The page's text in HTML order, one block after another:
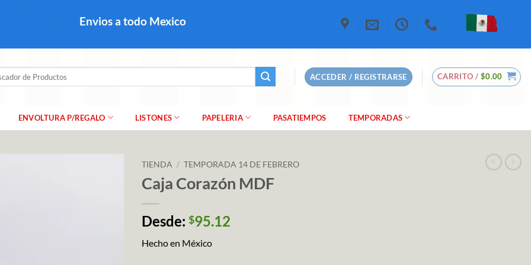
Envios a todo Mexico
ACCEDER / REGISTRARSE CARRITO / $0.00
ENVOLTURA P/REGALO LISTONES PAPELERIA PASATIEMPOS TEMPORADAS
TIENDA / TEMPORADA 14 DE FEBRERO
Caja Corazón MDF
Desde: $95.12
Hecho en México